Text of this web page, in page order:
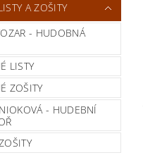
A ZOŠITY
- HUDOBNÁ
LISTY
ZOŠITY
- HUDEBNÍ